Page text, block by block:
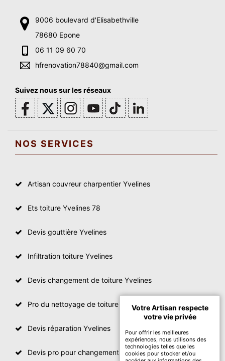
9006 boulevard d'Elisabethville
78680 Epone
06 11 09 60 70
hfrenovation78840@gmail.com
Suivez nous sur les réseaux
NOS SERVICES
Artisan couvreur charpentier Yvelines
Ets toiture Yvelines 78
Devis gouttière Yvelines
Infiltration toiture Yvelines
Devis changement de toiture Yvelines
Pro du nettoyage de toiture
Devis réparation Yvelines
Devis pro pour changement de toiture Yvelines
Votre Artisan respecte
votre vie privée
Pour offrir les meilleures
expériences, nous utilisons des
technologies telles que les
cookies pour stocker et/ou